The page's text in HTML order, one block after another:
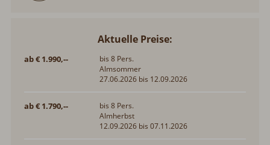
Aktuelle Preise:
ab € 1.990,--
bis 8 Pers.
Almsommer
27.06.2026 bis 12.09.2026
ab € 1.790,--
bis 8 Pers.
Almherbst
12.09.2026 bis 07.11.2026